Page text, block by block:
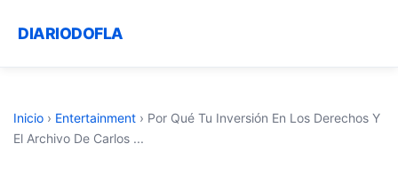
DIARIODOFLA
Inicio › Entertainment › Por Qué Tu Inversión En Los Derechos Y
El Archivo De Carlos ...